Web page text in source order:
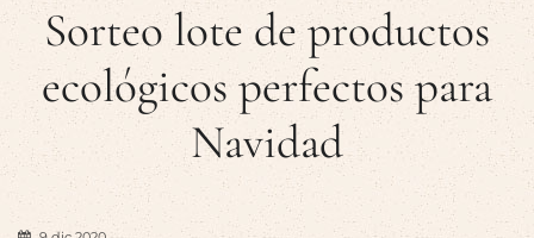
Sorteo lote de productos
ecológicos perfectos para
Navidad